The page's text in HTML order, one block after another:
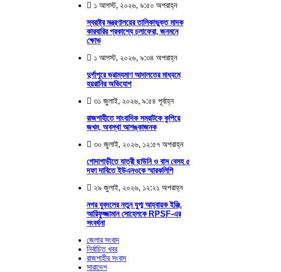
১ আগস্ট, ২০২৬, ৯:৫০ অপরাহ্ন
স্বরাষ্ট্র মন্ত্রণালয়ের তালিকাভুক্ত মাদক
কারবারির প্রকাশ্যে চলাফেরা, জনমনে
ক্ষোভ
১ আগস্ট, ২০২৬, ৯:৩৪ অপরাহ্ন
দুর্গাপুরে ভ্রাম্যমাণ আদালতের মাধ্যমে
হয়রানির অভিযোগ
৩১ জুলাই, ২০২৬, ৯:৫৪ পূর্বাহ্ন
রাজশাহীতে সাংবাদিক সম্রাটকে কুপিয়ে
জখম, অবস্থা আশঙ্কাজনক
৩০ জুলাই, ২০২৬, ১২:৫৭ অপরাহ্ন
গোদাগাড়ীতে যাত্রী ছাউনি ও বাস বেসহ ৫
দফা দাবিতে ইউএনওকে স্মারকলিপি
২৯ জুলাই, ২০২৬, ১২:২১ অপরাহ্ন
নগর যুবদলের নতুন যুগ্ম আহ্বায়ক ইঞ্জি.
আরিফুজ্জামান সোহেলকে RPSF-এর
সংবর্ধনা
জেলার সংবাদ
নির্বাচিত খবর
রাজশাহীর সংবাদ
সারাদেশ